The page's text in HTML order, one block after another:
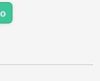
La macchina
munita inoltre di
condiz...